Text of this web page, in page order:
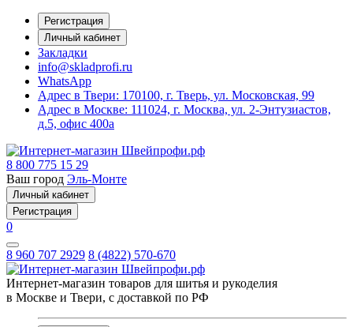
Регистрация
Личный кабинет
Закладки
info@skladprofi.ru
WhatsApp
Адрес в Твери: 170100, г. Тверь, ул. Московская, 99
Адрес в Москве: 111024, г. Москва, ул. 2-Энтузиастов,
д.5, офис 400а
8 800 775 15 29
Ваш город Эль-Монте
Личный кабинет
Регистрация
0
8 960 707 2929 8 (4822) 570-670
Интернет-магазин товаров для шитья и рукоделия
в Москве и Твери, с доставкой по РФ